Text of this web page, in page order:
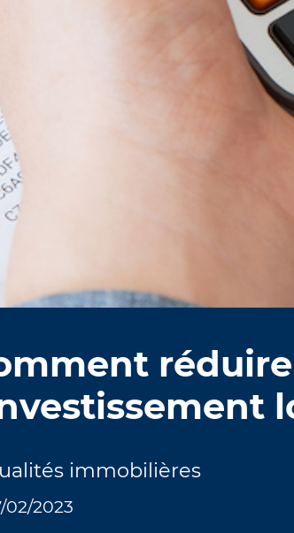
immobilières
02/2023